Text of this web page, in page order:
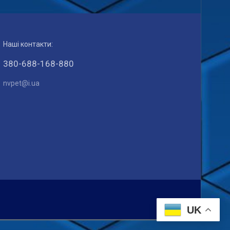
Наші контакти:
380-688-168-880
nvpet@i.ua
UK